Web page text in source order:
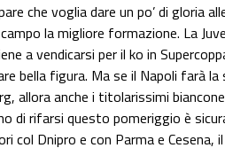
che voglia dare un po’ di gloria
la migliore formazione. La
a vendicarsi per il ko in
bella figura. Ma se il Napoli farà
allora anche i titolarissimi
di rifarsi questo pomeriggio è
col Dnipro e con Parma e Cesena,